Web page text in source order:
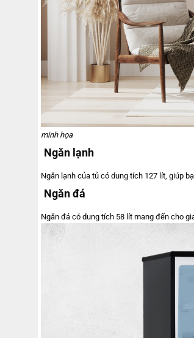
minh họa
Ngăn lạnh
Ngăn lạnh của tủ có dung tích 127 lít, giúp
Ngăn đá
Ngăn đá có dung tích 58 lít mang đến cho